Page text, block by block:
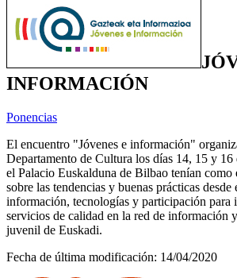
INFORMACIÓN
Ponencias
El encuentro "Jóvenes e información"
Departamento de Cultura los días 14, 15 y 16
el Palacio Euskalduna de Bilbao tenían como
sobre las tendencias y buenas prácticas desde
información, tecnologías y participación para
servicios de calidad en la red de información
juvenil de Euskadi.
Fecha de última modificación: 14/04/2020